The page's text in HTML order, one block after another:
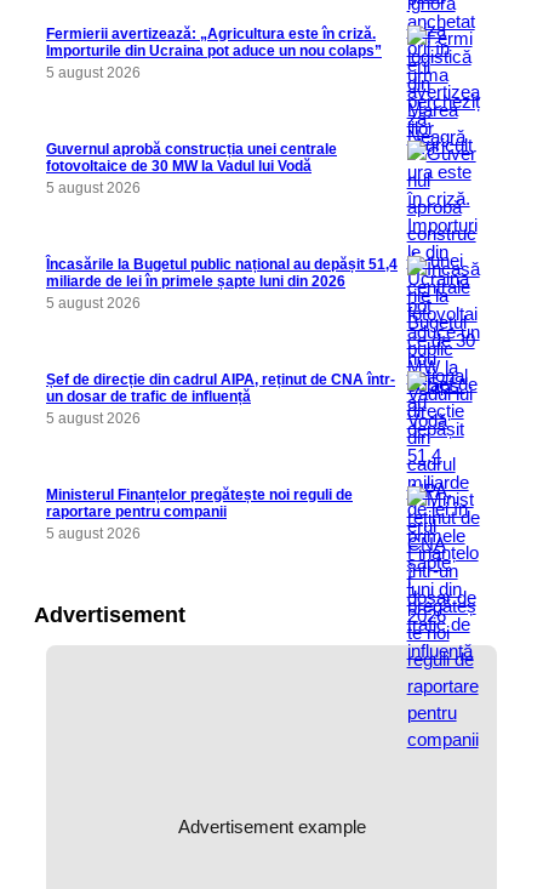
Fermierii avertizează: „Agricultura este în criză.
Importurile din Ucraina pot aduce un nou colaps”
5 august 2026
Guvernul aprobă construcția unei centrale
fotovoltaice de 30 MW la Vadul lui Vodă
5 august 2026
Încasările la Bugetul public național au depășit 51,4
miliarde de lei în primele șapte luni din 2026
5 august 2026
Șef de direcție din cadrul AIPA, reținut de CNA într-
un dosar de trafic de influență
5 august 2026
Ministerul Finanțelor pregătește noi reguli de
raportare pentru companii
5 august 2026
Advertisement
Advertisement example